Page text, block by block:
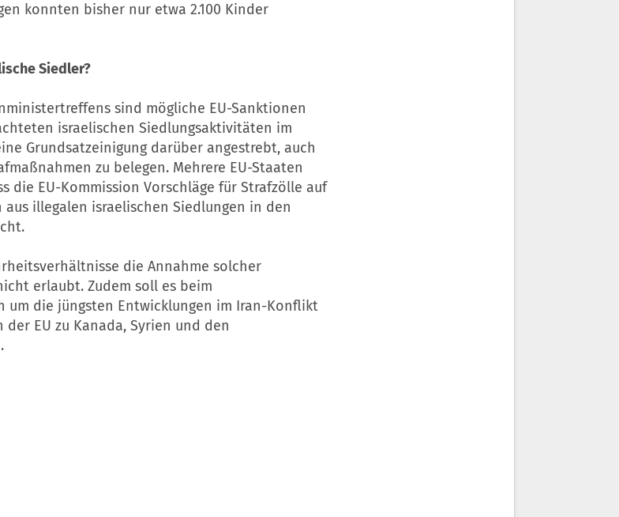
konnten bisher nur etwa 2.100 Kinder
Siedler?
sind mögliche EU-Sanktionen
israelischen Siedlungsaktivitäten im
Grundsatzeinigung darüber angestrebt, auch
zu belegen. Mehrere EU-Staaten
die EU-Kommission Vorschläge für Strafzölle auf
illegalen israelischen Siedlungen in den
die Annahme solcher
erlaubt. Zudem soll es beim
um die jüngsten Entwicklungen im Iran-Konflikt
EU zu Kanada, Syrien und den